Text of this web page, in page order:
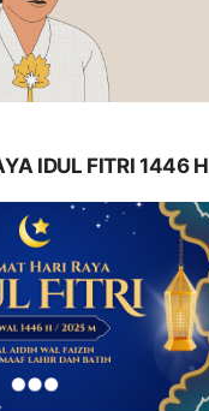
IDUL FITRI 1446 H